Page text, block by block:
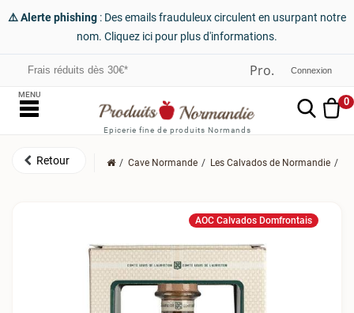
⚠️ Alerte phishing : Des emails frauduleux circulent en usurpant notre
nom. Cliquez ici pour plus d'informations.
Frais réduits dès 30€* Connexion
Epicerie fine de produits Normands
0
MENU
Cave Normande Les Calvados de Normandie
AOC Calvados Domfrontais